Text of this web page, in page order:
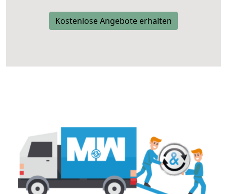
Kostenlose Angebote erhalten